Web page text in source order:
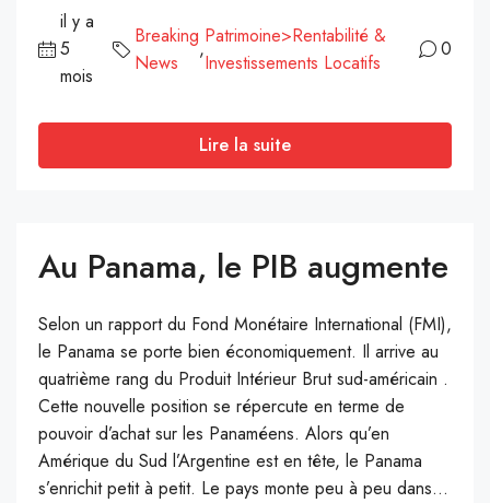
il y a
5
mois
Breaking
News
,
Patrimoine>Rentabilité &
Investissements Locatifs
0
Lire la suite
Au Panama, le PIB augmente
Selon un rapport du Fond Monétaire International (FMI),
le Panama se porte bien économiquement. Il arrive au
quatrième rang du Produit Intérieur Brut sud-américain .
Cette nouvelle position se répercute en terme de
pouvoir d’achat sur les Panaméens. Alors qu’en
Amérique du Sud l’Argentine est en tête, le Panama
s’enrichit petit à petit. Le pays monte peu à peu dans...